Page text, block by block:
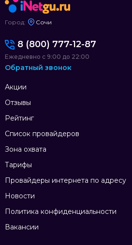
Город: Сочи
Акции
Отзывы
Рейтинг
Список провайдеров
Зона охвата
Тарифы
Провайдеры интернета по адресу
Новости
Политика конфиденциальности
Вакансии
8 (800) 777-12-87
Ежедневно с 9:00 до 22:00
Обратный звонок